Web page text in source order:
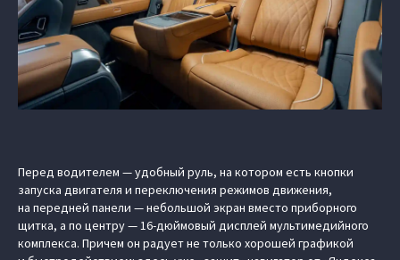
Перед водителем — удобный руль, на котором есть кнопки
запуска двигателя и переключения режимов движения,
на передней панели — небольшой экран вместо приборного
щитка, а по центру — 16-дюймовый дисплей мультимедийного
комплекса. Причем он радует не только хорошей графикой